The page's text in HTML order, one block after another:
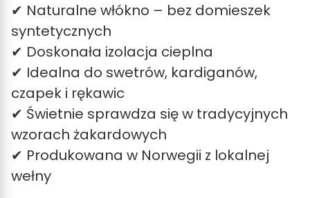
✔ Naturalne włókno – bez domieszek
syntetycznych
✔ Doskonała izolacja cieplna
✔ Idealna do swetrów, kardiganów,
czapek i rękawic
✔ Świetnie sprawdza się w tradycyjnych
wzorach żakardowych
✔ Produkowana w Norwegii z lokalnej
wełny